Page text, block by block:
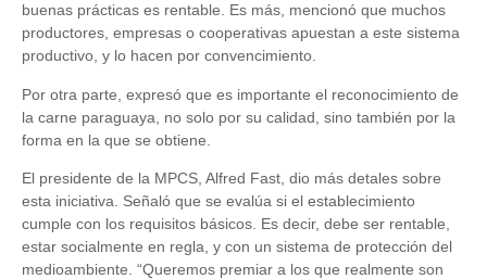
buenas prácticas es rentable. Es más, mencionó que muchos
productores, empresas o cooperativas apuestan a este sistema
productivo, y lo hacen por convencimiento.
Por otra parte, expresó que es importante el reconocimiento de
la carne paraguaya, no solo por su calidad, sino también por la
forma en la que se obtiene.
El presidente de la MPCS, Alfred Fast, dio más detales sobre
esta iniciativa. Señaló que se evalúa si el establecimiento
cumple con los requisitos básicos. Es decir, debe ser rentable,
estar socialmente en regla, y con un sistema de protección del
medioambiente. “Queremos premiar a los que realmente son